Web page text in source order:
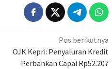
Pos berikutnya
OJK Kepri: Penyaluran Kredit
Perbankan Capai Rp52.207